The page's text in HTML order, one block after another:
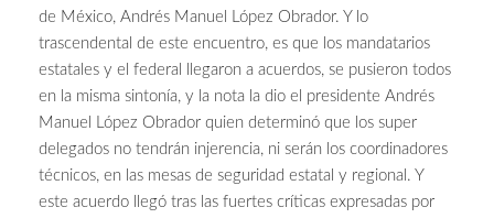
de México, Andrés Manuel López Obrador. Y lo
trascendental de este encuentro, es que los mandatarios
estatales y el federal llegaron a acuerdos, se pusieron todos
en la misma sintonía, y la nota la dio el presidente Andrés
Manuel López Obrador quien determinó que los super
delegados no tendrán injerencia, ni serán los coordinadores
técnicos, en las mesas de seguridad estatal y regional. Y
este acuerdo llegó tras las fuertes críticas expresadas por